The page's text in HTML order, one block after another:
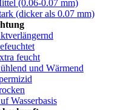
(0.06-0.07 mm)
(dicker als 0.07 mm)
feucht
und Wärmend
Wasserbasis